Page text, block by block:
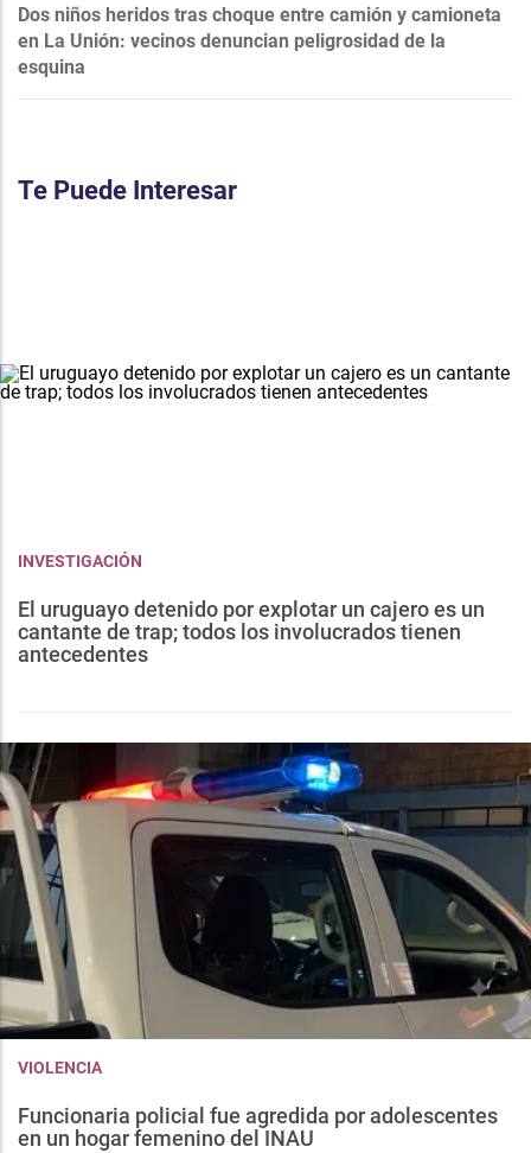
Dos niños heridos tras choque entre camión y camioneta
en La Unión: vecinos denuncian peligrosidad de la
esquina
Te Puede Interesar
INVESTIGACIÓN
El uruguayo detenido por explotar un cajero es un
cantante de trap; todos los involucrados tienen
antecedentes
VIOLENCIA
Funcionaria policial fue agredida por adolescentes
en un hogar femenino del INAU